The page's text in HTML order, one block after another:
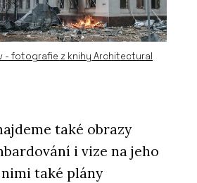
- fotografie z knihy Architectural
také obrazy
i vize na jeho
také plány